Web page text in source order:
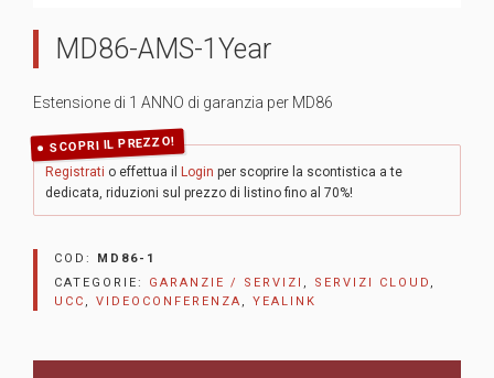
MD86-AMS-1Year
Estensione di 1 ANNO di garanzia per MD86
SCOPRI IL PREZZO!
Registrati o effettua il Login per scoprire la scontistica a te
dedicata, riduzioni sul prezzo di listino fino al 70%!
COD: MD86-1
CATEGORIE: GARANZIE / SERVIZI , SERVIZI CLOUD ,
UCC , VIDEOCONFERENZA , YEALINK